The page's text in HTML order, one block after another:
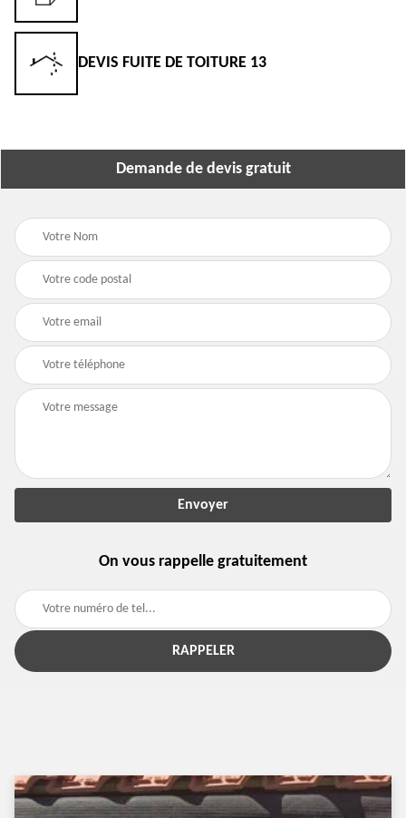
DEVIS FUITE DE TOITURE 13
Demande de devis gratuit
On vous rappelle gratuitement